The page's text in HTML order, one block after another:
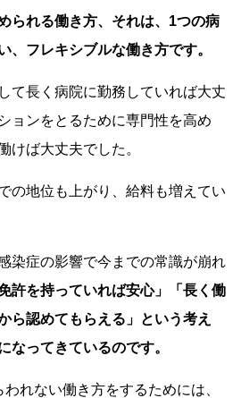
られる働き方、それは、1つの病
、フレキシブルな働き方です。
て長く病院に勤務していれば大丈
ョンをとるために専門性を高め
けば大丈夫でした。
の地位も上がり、給料も増えてい
染症の影響で今までの常識が崩れ
許を持っていれば安心」「長く働
ら認めてもらえる」という考え
なってきているのです。
れない働き方をするためには、